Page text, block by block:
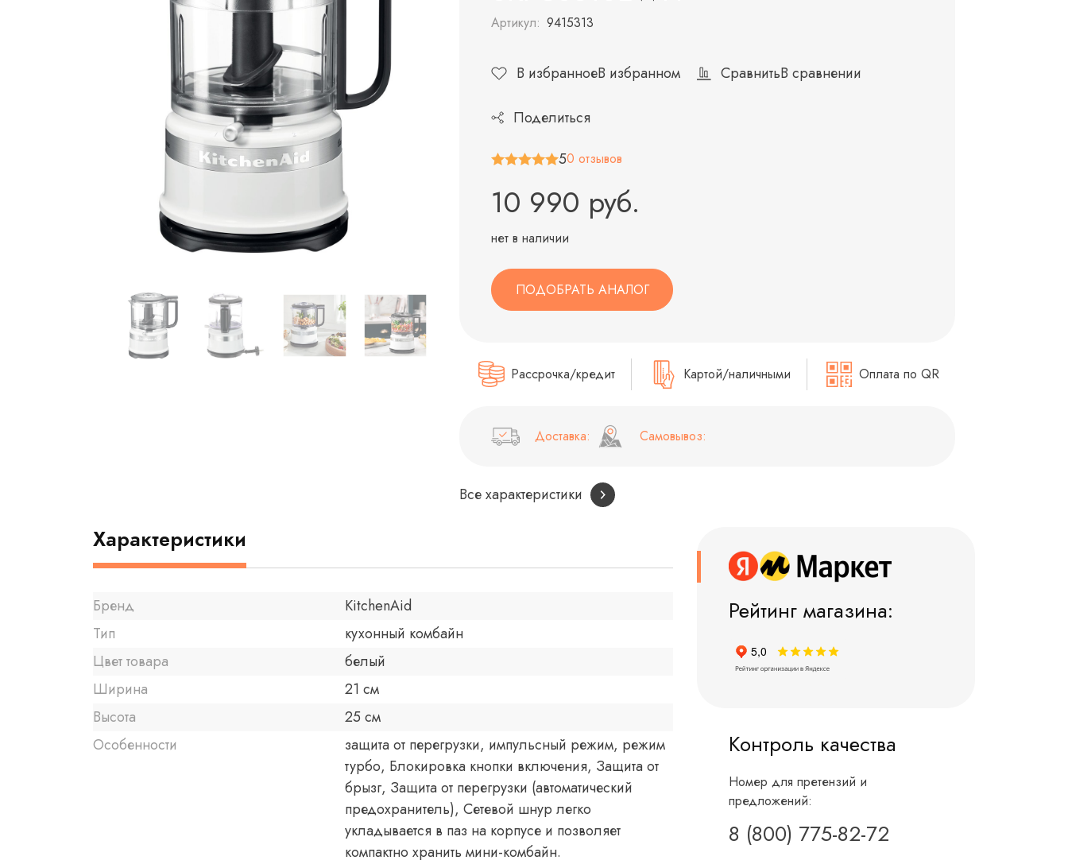
Артикул: 9415313
В избранноеВ избранном СравнитьВ сравнении
Поделиться
50 отзывов
10 990 руб.
нет в наличии
ПОДОБРАТЬ АНАЛОГ
Рассрочка/кредит Картой/наличными Оплата по QR
Доставка: Самовывоз:
Все характеристики
Рейтинг магазина:
Контроль качества
Номер для претензий и
предложений:
8 (800) 775-82-72
Характеристики
Бренд
KitchenAid
Тип
кухонный комбайн
Цвет товара
белый
Ширина
21 см
Высота
25 см
Особенности
защита от перегрузки, импульсный режим, режим
турбо, Блокировка кнопки включения, Защита от
брызг, Защита от перегрузки (автоматический
предохранитель), Сетевой шнур легко
укладывается в паз на корпусе и позволяет
компактно хранить мини-комбайн.